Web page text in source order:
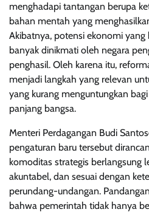
menghadapi tantangan berupa
bahan mentah yang
Akibatnya, potensi ekonomi yang
banyak dinikmati oleh negara
penghasil. Oleh karena itu,
menjadi langkah yang relevan
yang kurang menguntungkan
panjang bangsa.
Menteri Perdagangan Budi
pengaturan baru tersebut
komoditas strategis berlangsung
akuntabel, dan sesuai dengan
perundang-undangan.
bahwa pemerintah tidak hanya